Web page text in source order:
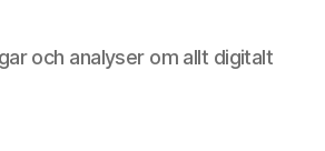
och analyser om allt digitalt